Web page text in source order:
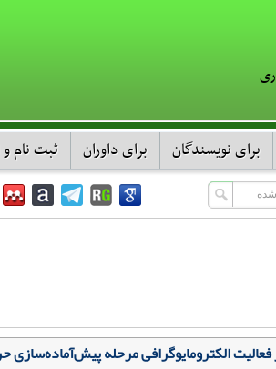
برای نویسندگان برای داوران ثبت نام
فعالیت الکترومایوگرافی مرحله